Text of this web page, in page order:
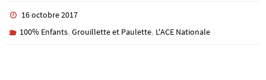
16 octobre 2017
100% Enfants,Grouillette et Paulette, L'ACE Nationale